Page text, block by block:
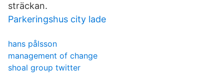
sträckan.
Parkeringshus city lade
hans pålsson
management of change
shoal group twitter